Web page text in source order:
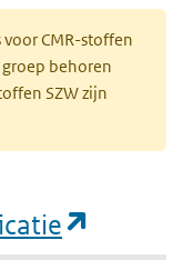
voor CMR-stoffen
behoren
SZW zijn